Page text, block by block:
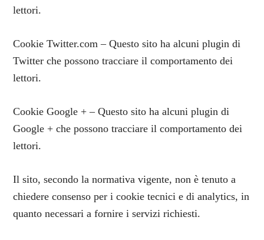
lettori.
Cookie Twitter.com – Questo sito ha alcuni plugin di
Twitter che possono tracciare il comportamento dei
lettori.
Cookie Google + – Questo sito ha alcuni plugin di
Google + che possono tracciare il comportamento dei
lettori.
Il sito, secondo la normativa vigente, non è tenuto a
chiedere consenso per i cookie tecnici e di analytics, in
quanto necessari a fornire i servizi richiesti.